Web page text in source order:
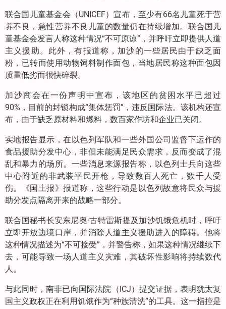
联合国儿童基金会（UNICEF）宣布，至少有66名儿童死于营
养不良，急性营养不良儿童的数量仍在持续增加。联合国儿
童基金会发言人称这种情况“不可原谅”，并呼吁立即提供人道
主义援助。此外，有报道称，加沙的一些居民由于缺乏面
粉，已转而使用动物饲料制作面包，当地居民称这种面包因
质量低劣而很快碎裂。
加沙商会在一份声明中宣布，该地区的贫困水平已超过
90%，目前的封锁构成“集体惩罚”，违反国际法。该机构还宣
布，由于缺乏原材料和燃料，数百家作坊和企业已关闭。
实地报告显示，在以色列军队和一些外国公司监督下运作的
食品援助分发中心，非但未能满足民众需求，反而变成了混
乱和暴力的场所。一些消息来源报告称，以色列士兵向这些
中心附近的非武装平民开枪，导致数百人死亡，数千人受
伤。《国土报》报道称，这些行动是以色列故意将民众与援
助分发点隔离开来的战略一部分。
联合国秘书长安东尼奥·古特雷斯提及加沙饥饿危机时，呼吁
立即开放边境口岸，并消除人道主义援助进入的障碍。他将
这种情况描述为“不可接受”，并警告称，如果这种情况继续下
去，可能导致一场人道主义灾难，其破坏性影响将持续数代
人。
与此同时，南非已向国际法院（ICJ）提交证据，表明犹太复
国主义政权正在利用饥饿作为“种族清洗”的工具。这一指控是